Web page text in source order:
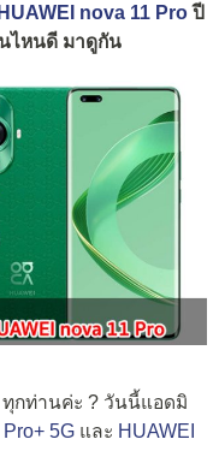
HUAWEI nova 11 Proปี
นไหนดี มาดูกัน
ทุกท่านค่ะ ? วันนี้แอดมิ
5G และ HUAWEI